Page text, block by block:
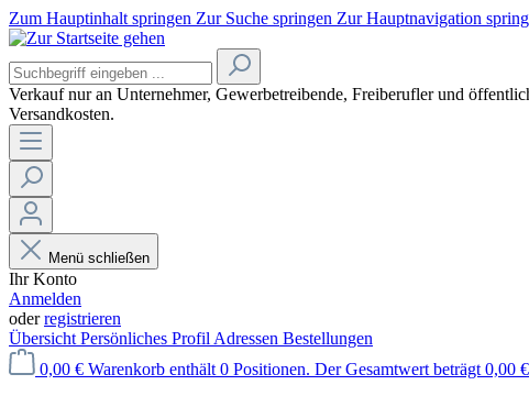
Zum Hauptinhalt springen Zur Suche springen Zur Hauptnavigation
Verkauf nur an Unternehmer, Gewerbetreibende, Freiberufler und
Versandkosten.
Menü schließen
Ihr Konto
Anmelden
oderregistrieren
Übersicht Persönliches Profil Adressen Bestellungen
0,00 € Warenkorb enthält 0 Positionen. Der Gesamtwert beträgt 0,00